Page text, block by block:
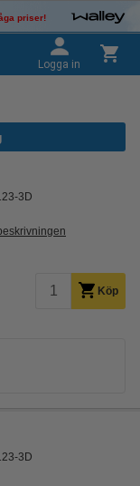
priser!
Logga in
3D
Köp
3D